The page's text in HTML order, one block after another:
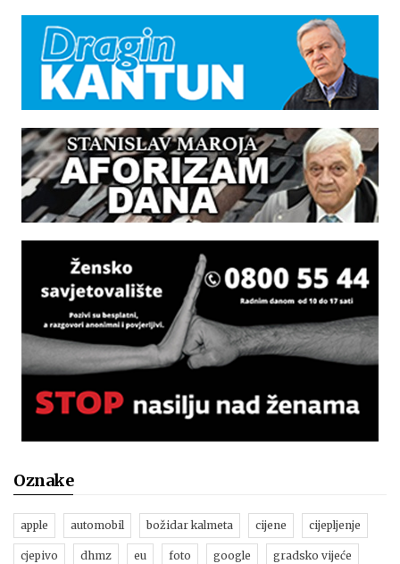
Oznake
apple automobil božidar kalmeta cijene cijepljenje
cjepivo dhmz eu foto google gradsko vijeće